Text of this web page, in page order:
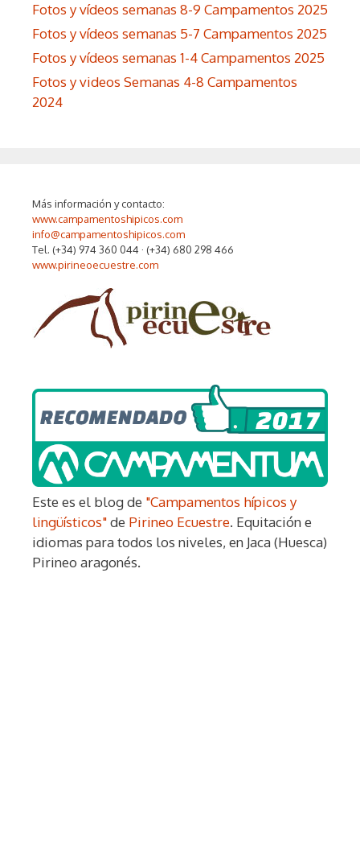
Fotos y vídeos semanas 8-9 Campamentos 2025
Fotos y vídeos semanas 5-7 Campamentos 2025
Fotos y vídeos semanas 1-4 Campamentos 2025
Fotos y videos Semanas 4-8 Campamentos
2024
Más información y contacto:
www.campamentoshipicos.com
info@campamentoshipicos.com
Tel. (+34) 974 360 044 · (+34) 680 298 466
www.pirineoecuestre.com
Este es el blog de "Campamentos hípicos y
lingüísticos"de Pirineo Ecuestre. Equitación e
idiomas para todos los niveles, en Jaca (Huesca)
Pirineo aragonés.